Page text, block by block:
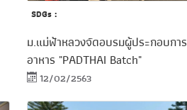
SDGs :
ม.แม่ฟ้าหลวงจัดอบรมผู้ประกอบการ
อาหาร "PADTHAI Batch"
12/02/2563